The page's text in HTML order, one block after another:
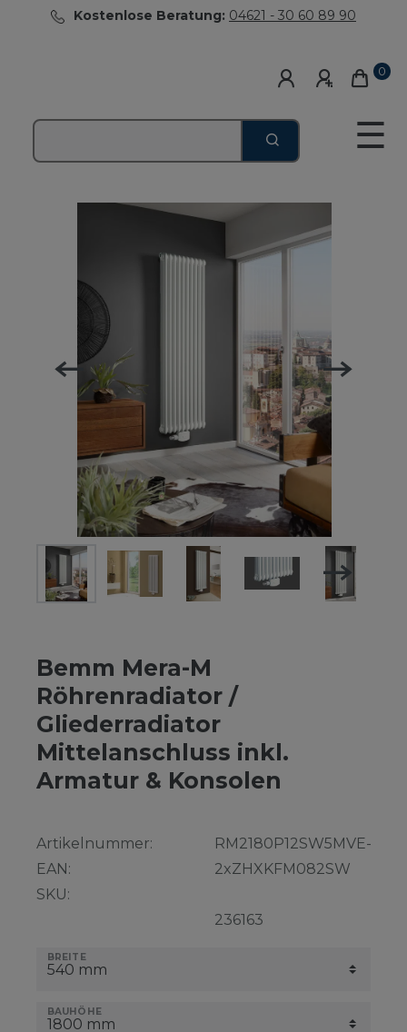
Kostenlose Beratung: 04621 - 30 60 89 90
0
☰
Bemm Mera-M
Röhrenradiator /
Gliederradiator
Mittelanschluss inkl.
Armatur & Konsolen
Artikelnummer:
EAN:
SKU:
RM2180P12SW5MVE-
2xZHXKFM082SW
236163
BREITE
BAUHÖHE